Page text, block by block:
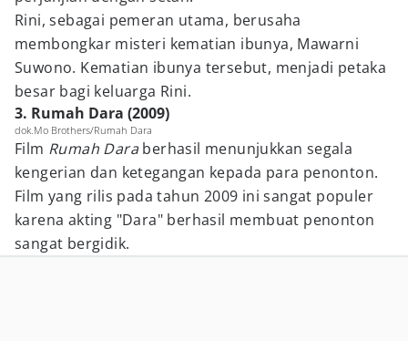
Rini, sebagai pemeran utama, berusaha
membongkar misteri kematian ibunya, Mawarni
Suwono. Kematian ibunya tersebut, menjadi petaka
besar bagi keluarga Rini.
3. Rumah Dara (2009)
dok.Mo Brothers/Rumah Dara
Film Rumah Daraberhasil menunjukkan segala
kengerian dan ketegangan kepada para penonton.
Film yang rilis pada tahun 2009 ini sangat populer
karena akting "Dara" berhasil membuat penonton
sangat bergidik.